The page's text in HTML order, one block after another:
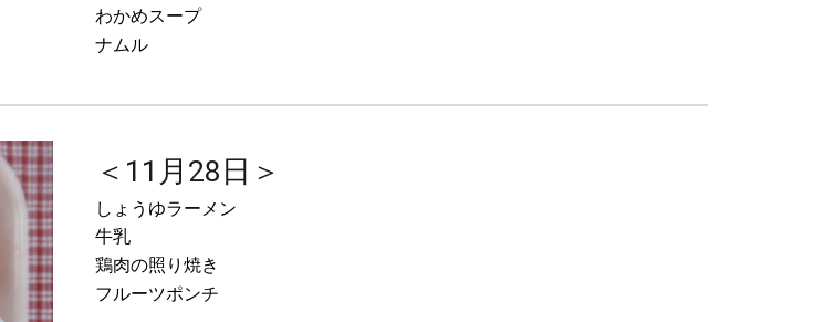
わかめスープ
ナムル
＜11月28日＞
しょうゆラーメン
牛乳
鶏肉の照り焼き
フルーツポンチ